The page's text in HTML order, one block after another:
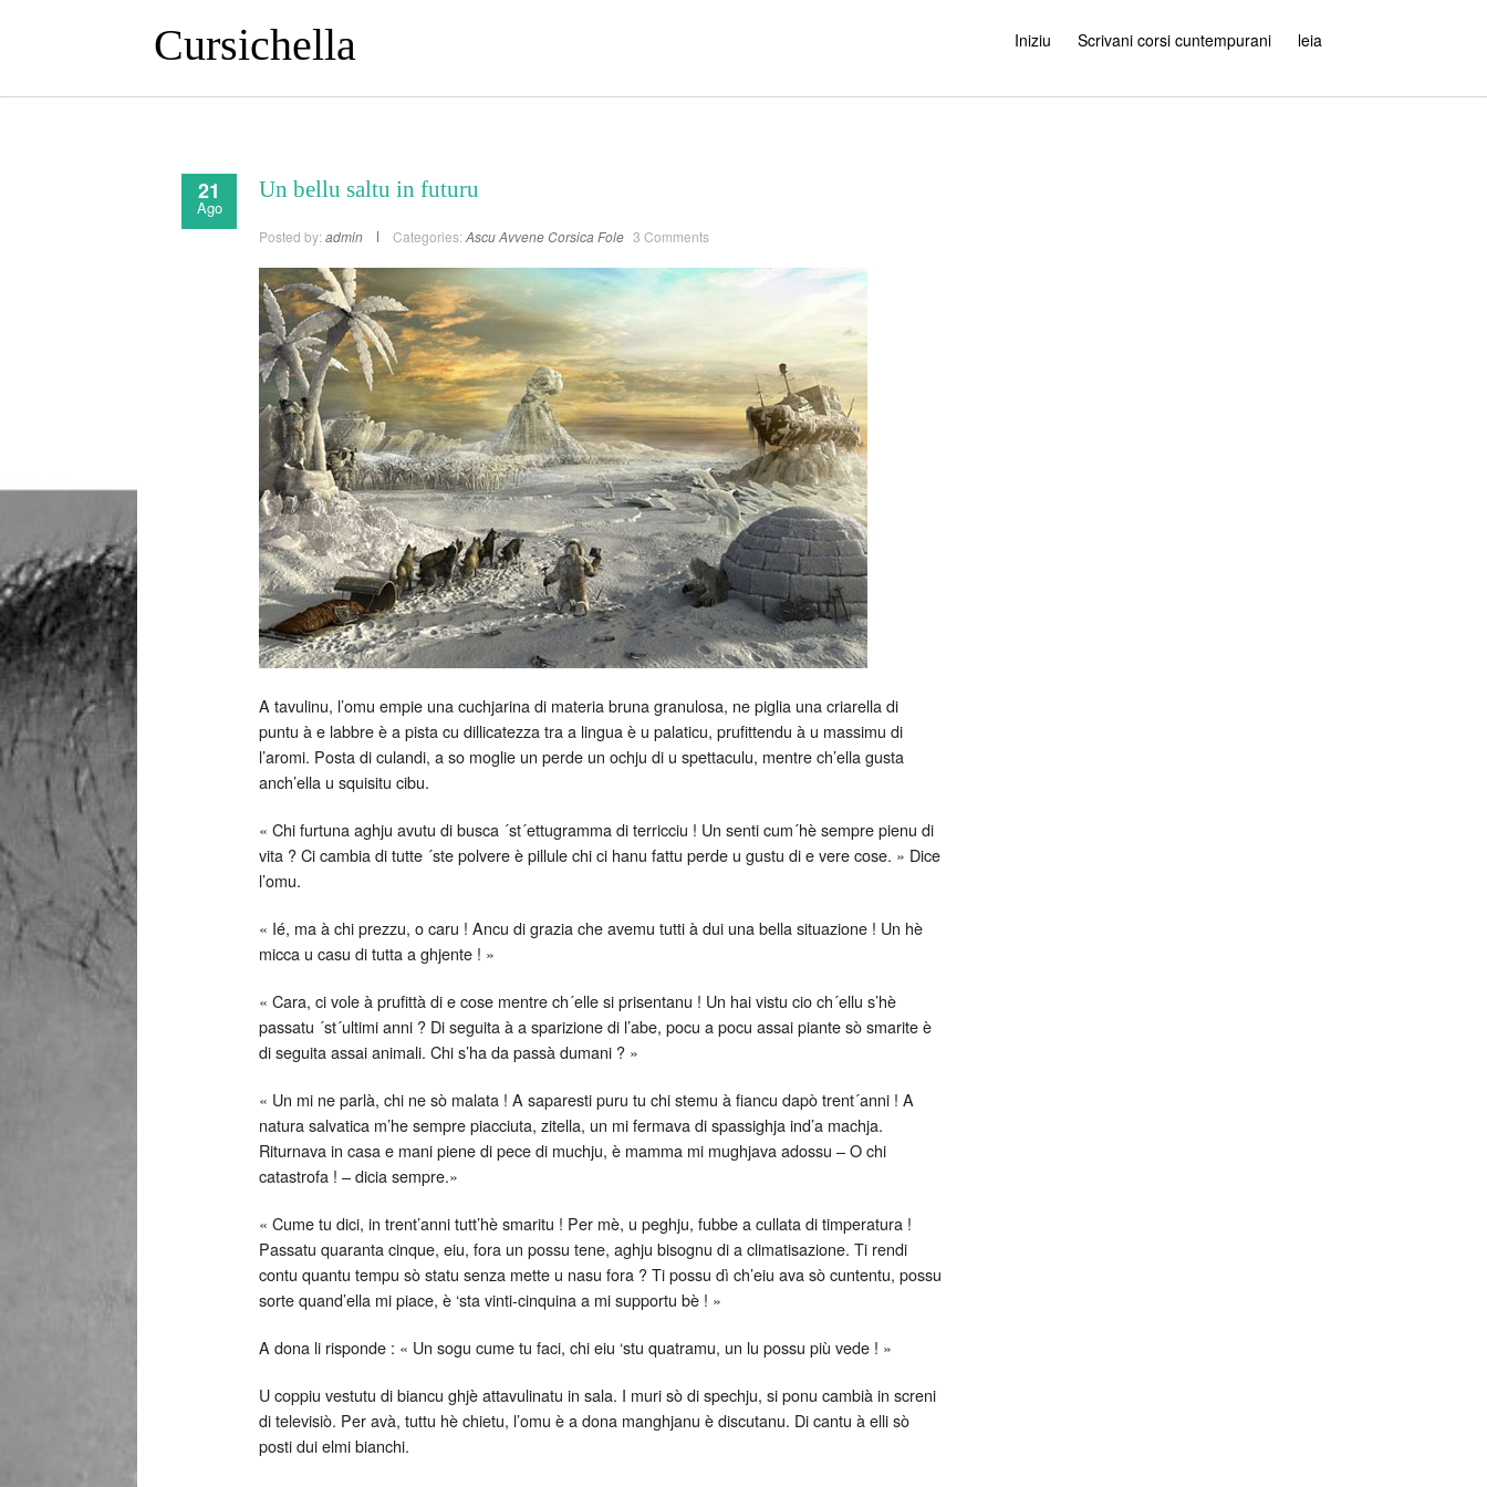
Cursichella Iniziu Scrivani corsi cuntempurani leia
21
Ago
Un bellu saltu in futuru
Posted by: admin Categories: AscuAvveneCorsica Fole 3 Comments
A tavulinu, l’omu empie una cuchjarina di materia bruna granulosa, ne piglia una criarella di
puntu à e labbre è a pista cu dillicatezza tra a lingua è u palaticu, prufittendu à u massimu di
l’aromi. Posta di culandi, a so moglie un perde un ochju di u spettaculu, mentre ch’ella gusta
anch’ella u squisitu cibu.
« Chi furtuna aghju avutu di busca ´st´ettugramma di terricciu ! Un senti cum´hè sempre pienu di
vita ? Ci cambia di tutte ´ste polvere è pillule chi ci hanu fattu perde u gustu di e vere cose. » Dice
l’omu.
« Ié, ma à chi prezzu, o caru ! Ancu di grazia che avemu tutti à dui una bella situazione ! Un hè
micca u casu di tutta a ghjente ! »
« Cara, ci vole à prufittà di e cose mentre ch´elle si prisentanu ! Un hai vistu cio ch´ellu s’hè
passatu ´st´ultimi anni ? Di seguita à a sparizione di l’abe, pocu a pocu assai piante sò smarite è
di seguita assai animali. Chi s’ha da passà dumani ? »
« Un mi ne parlà, chi ne sò malata ! A saparesti puru tu chi stemu à fiancu dapò trent´anni ! A
natura salvatica m’he sempre piacciuta, zitella, un mi fermava di spassighja ind’a machja.
Riturnava in casa e mani piene di pece di muchju, è mamma mi mughjava adossu – O chi
catastrofa ! – dicia sempre.»
« Cume tu dici, in trent’anni tutt’hè smaritu ! Per mè, u peghju, fubbe a cullata di timperatura !
Passatu quaranta cinque, eiu, fora un possu tene, aghju bisognu di a climatisazione. Ti rendi
contu quantu tempu sò statu senza mette u nasu fora ? Ti possu dì ch’eiu ava sò cuntentu, possu
sorte quand’ella mi piace, è ‘sta vinti-cinquina a mi supportu bè ! »
A dona li risponde : « Un sogu cume tu faci, chi eiu ‘stu quatramu, un lu possu più vede ! »
U coppiu vestutu di biancu ghjè attavulinatu in sala. I muri sò di spechju, si ponu cambià in screni
di televisiò. Per avà, tuttu hè chietu, l’omu è a dona manghjanu è discutanu. Di cantu à elli sò
posti dui elmi bianchi.